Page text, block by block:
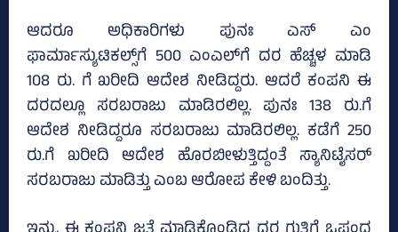
ಆದರೂ ಅಧಿಕಾರಿಗಳು ಪುನಃ ಎಸ್ ಎಂ
ಫಾರ್ಮಾಸ್ಯುಟಿಕಲ್ಸ್‌ಗೆ 500 ಎಂಎಲ್‍ಗೆ ದರ ಹೆಚ್ಚಳ ಮಾಡಿ
108 ರು. ಗೆ ಖರೀದಿ ಆದೇಶ ನೀಡಿದ್ದರು. ಆದರೆ ಕಂಪನಿ ಈ
ದರದಲ್ಲೂ ಸರಬರಾಜು ಮಾಡಿರಲಿಲ್ಲ. ಪುನಃ 138 ರು.ಗೆ
ಆದೇಶ ನೀಡಿದ್ದರೂ ಸರಬರಾಜು ಮಾಡಿರಲಿಲ್ಲ. ಕಡೆಗೆ 250
ರು.ಗೆ ಖರೀದಿ ಆದೇಶ ಹೊರಬೀಳುತ್ತಿದ್ದಂತೆ ಸ್ಯಾನಿಟೈಸರ್‌
ಸರಬರಾಜು ಮಾಡಿತ್ತು ಎಂಬ ಆರೋಪ ಕೇಳಿ ಬಂದಿತ್ತು.